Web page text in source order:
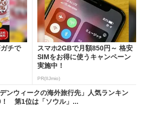
チで
スマホ2GBで月額850円～ 格安
SIMをお得に使うキャンペーン
実施中！
PR(IIJmio)
デンウィークの海外旅行先」人気ランキン
！ 第1位は「ソウル」...